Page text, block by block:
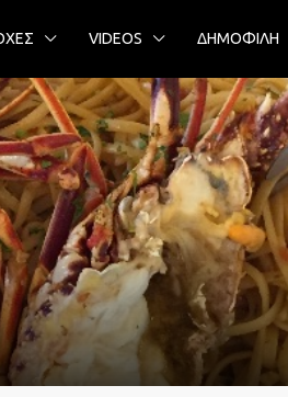
VIDEOS ΔΗΜΟΦΙΛΗ